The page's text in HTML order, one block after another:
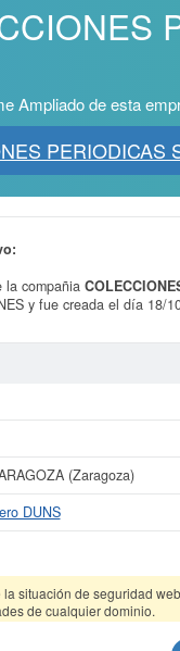
Ampliado de esta
PERIODICAS
la compañia
y fue creada el día 18/
de
06/08/2026. Consulte
social de esta
SL puede
así como los balances y
ha realizado el 18/07/2026.
(Zaragoza)
DUNS
situación de seguridad
de cualquier dominio.